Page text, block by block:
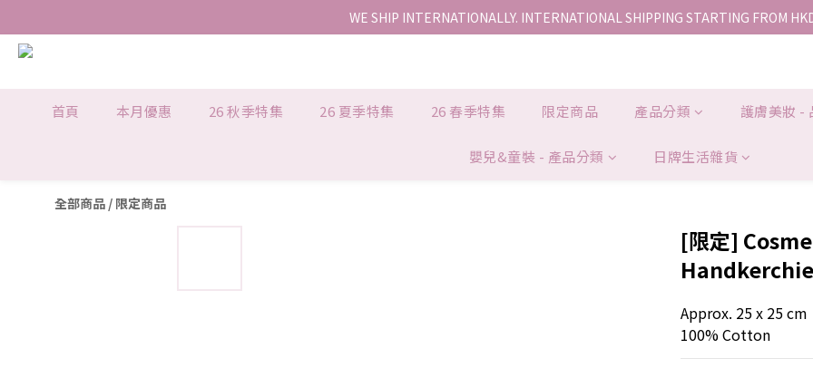
香港地區全店免運。免運費適用於香港順豐站、營業點或智能櫃取件。
WE SHIP INTERNATIONALLY. INTERNATIONAL SHIPPING STARTING FROM
首頁 本月優惠 26 秋季特集 26 夏季特集 26 春季特集 限定商品 產品分類 護膚美妝 -
嬰兒&童裝 - 產品分類 日牌生活雜貨
全部商品 / 限定商品
[限定]
Approx. 25 x 25 cm
100% Cotton